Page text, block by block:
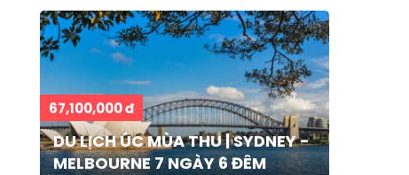
67,100,000 đ
DU LỊCH ÚC MÙA THU | SYDNEY -
MELBOURNE 7 NGÀY 6 ĐÊM